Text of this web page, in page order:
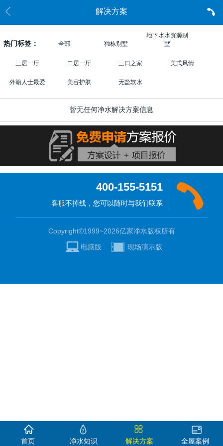
解决方案
热门标签： 全部 独栋别墅
地下水水资源别
墅
三居一厅 二居一厅 三口之家 美式风情
外籍人士最爱 美容护肤 无盐软水
暂无任何净水解决方案信息
400-155-5151
客服不掉线，您可以随时与我们联系
Copyright©1999~2026亿家净水版权所有
电脑版
现场演示版
首页 净水知识 解决方案 全屋案例